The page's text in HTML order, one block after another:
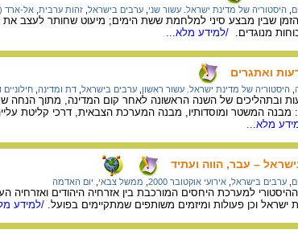
היסטוריה של מדינת ישראל. עשור שני ערבים בישראל זהות ערבית אל-ארד
שבין מבצע סיני למלחמת ששת הימים; מיעוט שחותר לעצב
מנוגדים.
/למידע מלא...
ואתגרים
היסטוריה של מדינת ישראל. עשור ראשון ערבים בישראל דת ומדינה חילוניים
ובתהליכים של השנה הראשונה לאחר קום המדינה, מתוך הנחה
המשטר ומוסדותיו, מבנה המערכת הצבאית, דרכי קליטת
מלא...
– עבר, הווה ועתיד
ערבים בישראל אירועי אוקטובר 2000 ממשל צבאי יום האדמה
למערכת היחסים המורכבת בין אזרחיה היהודים ואזרחיה
ישראל וכן פעולות ומיזמים משותפים שמתקיימים בפועל. /למידע